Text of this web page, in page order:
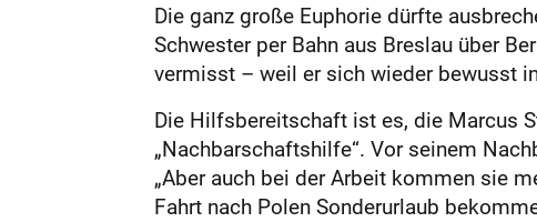
Die ganz große Euphorie dürfte
Schwester per Bahn aus Breslau über
vermisst – weil er sich wieder bewusst
Die Hilfsbereitschaft ist es, die Marcus
„Nachbarschaftshilfe“. Vor seinem
„Aber auch bei der Arbeit kommen sie
Fahrt nach Polen Sonderurlaub